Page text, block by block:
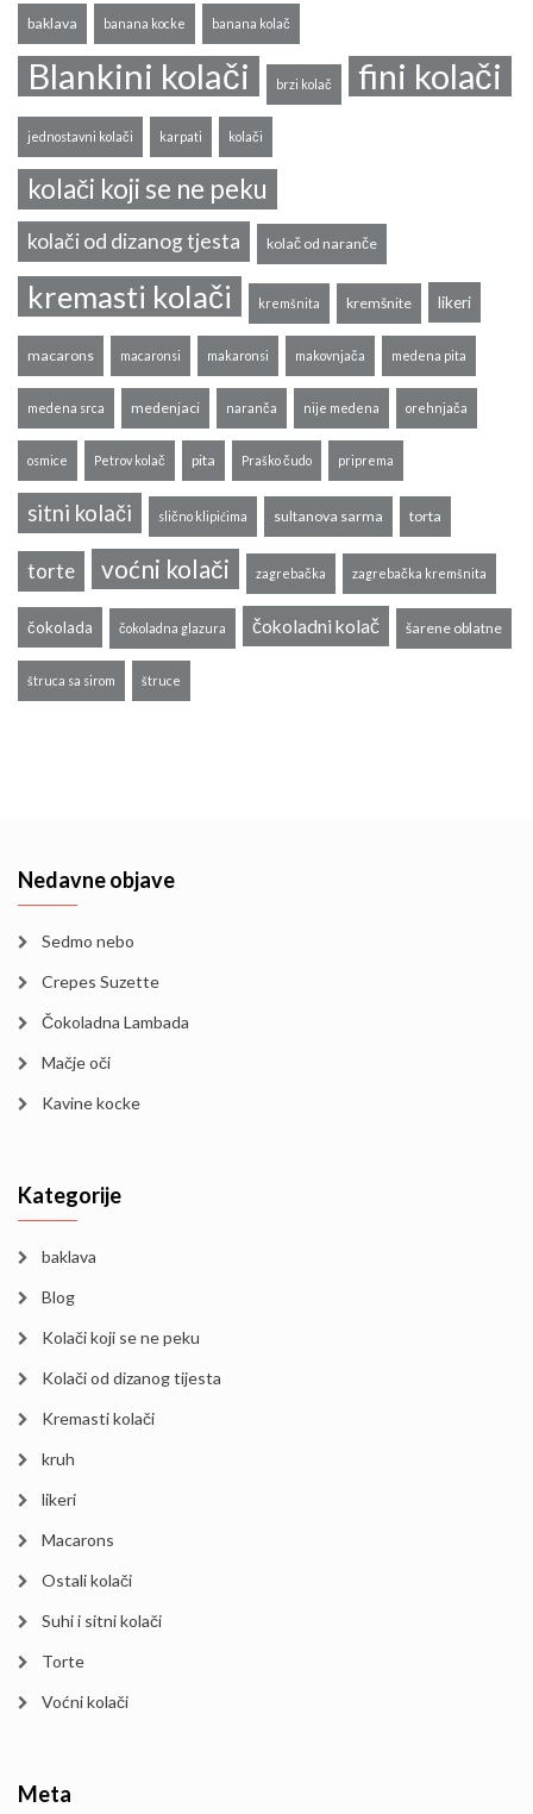
baklava banana kocke banana kolač
Blankini kolači brzi kolač fini kolači
jednostavni kolači karpati kolači
kolači koji se ne peku
kolači od dizanog tjesta kolač od naranče
kremasti kolači kremšnita kremšnite likeri
macarons macaronsi makaronsi makovnjača medena pita
medena srca medenjaci naranča nije medena orehnjača
osmice Petrov kolač pita Praško čudo priprema
sitni kolači slično klipićima sultanova sarma torta
torte voćni kolači zagrebačka zagrebačka kremšnita
čokolada čokoladna glazura čokoladni kolač šarene oblatne
štruca sa sirom štruce
Nedavne objave
Sedmo nebo
Crepes Suzette
Čokoladna Lambada
Mačje oči
Kavine kocke
Kategorije
baklava
Blog
Kolači koji se ne peku
Kolači od dizanog tijesta
Kremasti kolači
kruh
likeri
Macarons
Ostali kolači
Suhi i sitni kolači
Torte
Voćni kolači
Meta